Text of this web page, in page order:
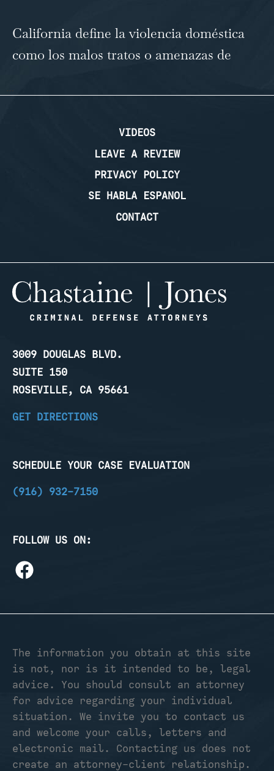
California define la violencia doméstica
como los malos tratos o amenazas de
VIDEOS
LEAVE A REVIEW
PRIVACY POLICY
SE HABLA ESPANOL
CONTACT
3009 DOUGLAS BLVD.
SUITE 150
ROSEVILLE, CA 95661
GET DIRECTIONS
SCHEDULE YOUR CASE EVALUATION
(916) 932-7150
FOLLOW US ON:
The information you obtain at this site
is not, nor is it intended to be, legal
advice. You should consult an attorney
for advice regarding your individual
situation. We invite you to contact us
and welcome your calls, letters and
electronic mail. Contacting us does not
create an attorney-client relationship.